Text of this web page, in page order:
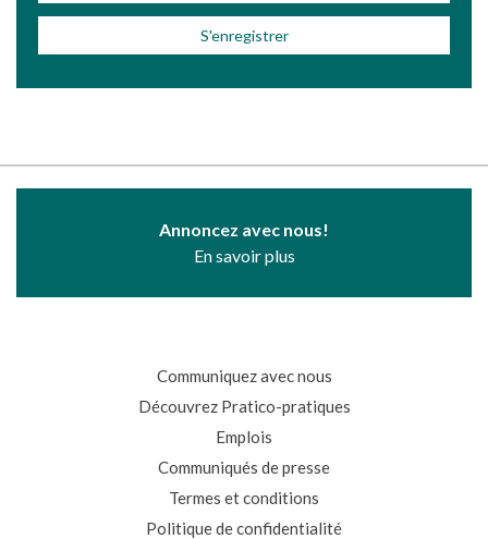
Annoncez avec nous!
En savoir plus
Communiquez avec nous
Découvrez Pratico-pratiques
Emplois
Communiqués de presse
Termes et conditions
Politique de confidentialité